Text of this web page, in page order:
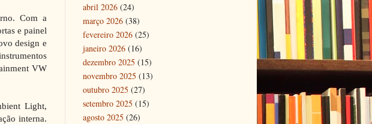
Com a
e painel
design e
VW
Light,
interna.
abril 2026 (24)
março 2026 (38)
fevereiro 2026 (25)
janeiro 2026 (16)
dezembro 2025 (15)
novembro 2025 (13)
outubro 2025 (27)
setembro 2025 (15)
agosto 2025 (26)